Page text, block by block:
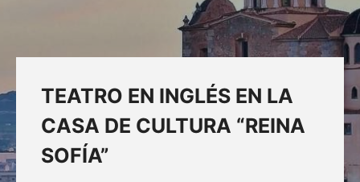
TEATRO EN INGLÉS EN LA
CASA DE CULTURA “REINA
SOFÍA”